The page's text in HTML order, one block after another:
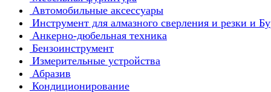
Автомобильные аксессуары
Инструмент для алмазного сверления и резки и
Анкерно-дюбельная техника
Бензоинструмент
Измерительные устройства
Абразив
Кондиционирование